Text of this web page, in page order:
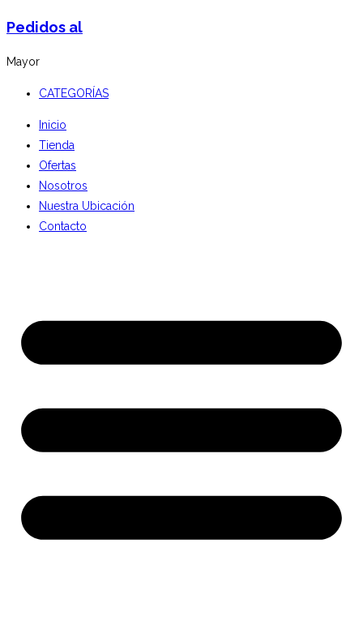
Pedidos al
Mayor
CATEGORÍAS
Inicio
Tienda
Ofertas
Nosotros
Nuestra Ubicación
Contacto